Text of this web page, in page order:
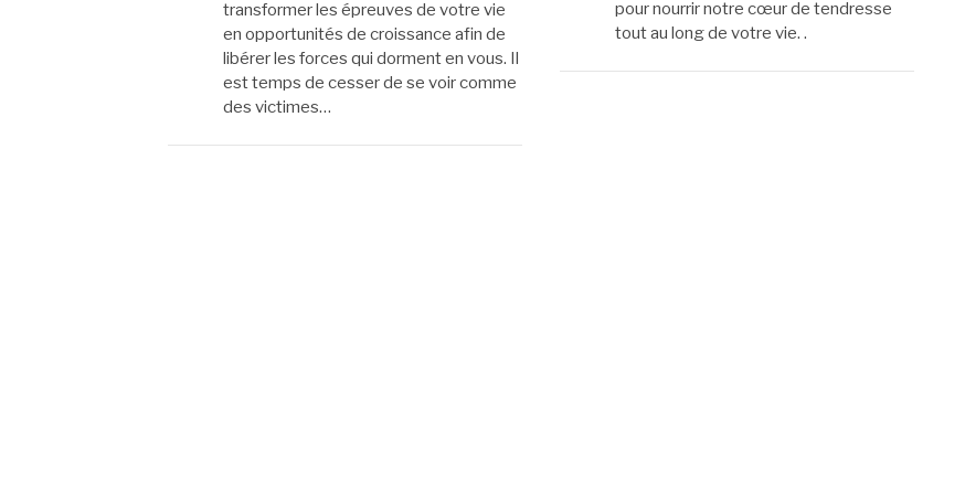
transformer les épreuves de votre vie
en opportunités de croissance afin de
libérer les forces qui dorment en vous. Il
est temps de cesser de se voir comme
des victimes…
pour nourrir notre cœur de tendresse
tout au long de votre vie. .